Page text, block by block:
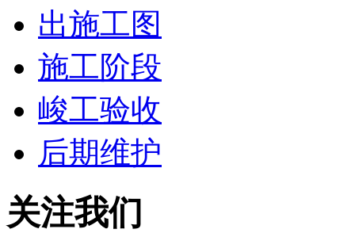
出施工图
施工阶段
峻工验收
后期维护
关注我们